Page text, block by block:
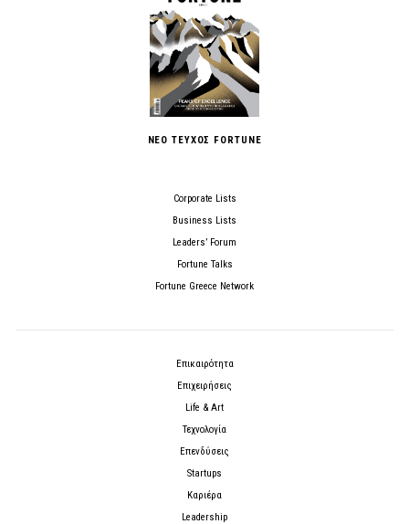
ΝΕΟ ΤΕΥΧΟΣ FORTUNE
Corporate Lists
Business Lists
Leaders’ Forum
Fortune Talks
Fortune Greece Network
Επικαιρότητα
Επιχειρήσεις
Life & Art
Τεχνολογία
Επενδύσεις
Startups
Καριέρα
Leadership